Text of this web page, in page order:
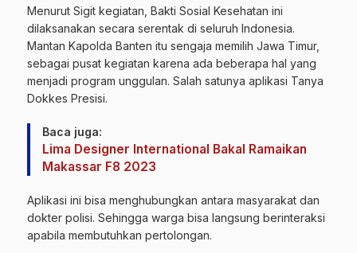
Menurut Sigit kegiatan, Bakti Sosial Kesehatan ini
dilaksanakan secara serentak di seluruh Indonesia.
Mantan Kapolda Banten itu sengaja memilih Jawa Timur,
sebagai pusat kegiatan karena ada beberapa hal yang
menjadi program unggulan. Salah satunya aplikasi Tanya
Dokkes Presisi.
Baca juga:
Lima Designer International Bakal Ramaikan
Makassar F8 2023
Aplikasi ini bisa menghubungkan antara masyarakat dan
dokter polisi. Sehingga warga bisa langsung berinteraksi
apabila membutuhkan pertolongan.